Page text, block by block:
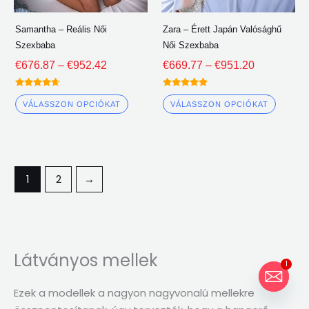
Samantha – Reális Női
Szexbaba
€676.87 – €952.42
Névleges
4.50
ki 5
VÁLASSZON OPCIÓKAT
termékoldalon
választani
Zara – Érett Japán Valósághű
Női Szexbaba
€669.77 – €951.20
Névleges
4.75
ki 5
VÁLASSZON OPCIÓKAT
1 2 →
Látványos mellek
Ezek a modellek a nagyon nagyvonalú mellekre
1